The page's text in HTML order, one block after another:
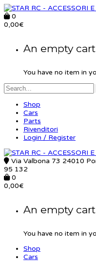
0
0,00€
An empty cart
You have no item in
Shop
Cars
Parts
Rivenditori
Login / Register
Via Valbona 73 24010
95 132
0
0,00€
An empty cart
You have no item in
Shop
Cars